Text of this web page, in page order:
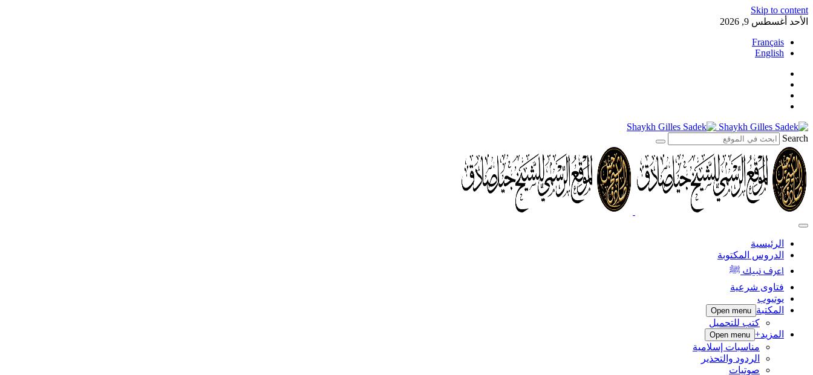
Skip to content
الأحد أغسطس 9, 2026
Français
English
Search
الرئيسية
الدروس المكتوبة
اعرف نبيك ﷺ
فتاوى شرعية
يوتيوب
المكتبة Open menu
كتب للتحميل
المزيد+ Open menu
مناسبات إسلامية
الردود والتحذير
صوتيات